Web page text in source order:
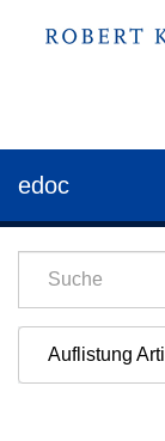
edoc
Auflistung